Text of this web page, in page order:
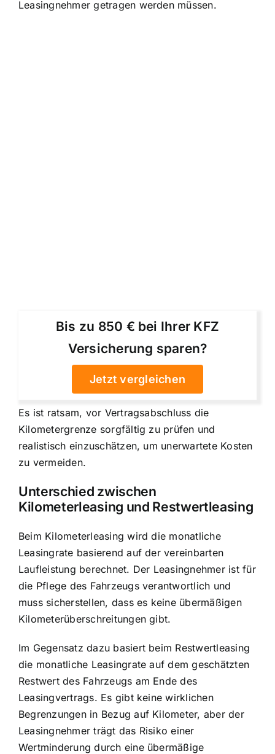
Leasingnehmer getragen werden müssen.
Bis zu 850 € bei Ihrer KFZ
Versicherung sparen?
Jetzt vergleichen
Es ist ratsam, vor Vertragsabschluss die
Kilometergrenze sorgfältig zu prüfen und
realistisch einzuschätzen, um unerwartete Kosten
zu vermeiden.
Unterschied zwischen
Kilometerleasing und Restwertleasing
Beim Kilometerleasing wird die monatliche
Leasingrate basierend auf der vereinbarten
Laufleistung berechnet. Der Leasingnehmer ist für
die Pflege des Fahrzeugs verantwortlich und
muss sicherstellen, dass es keine übermäßigen
Kilometerüberschreitungen gibt.
Im Gegensatz dazu basiert beim Restwertleasing
die monatliche Leasingrate auf dem geschätzten
Restwert des Fahrzeugs am Ende des
Leasingvertrags. Es gibt keine wirklichen
Begrenzungen in Bezug auf Kilometer, aber der
Leasingnehmer trägt das Risiko einer
Wertminderung durch eine übermäßige